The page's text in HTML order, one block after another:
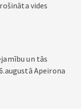
vides
un tās
Apeirona